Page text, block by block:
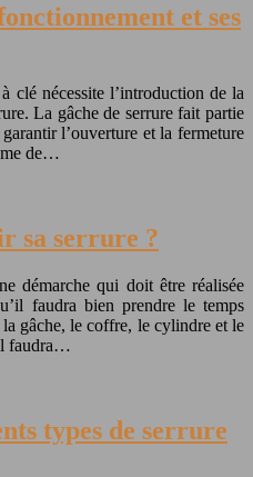
et ses
clé nécessite l’introduction de la
La gâche de serrure fait partie
l’ouverture et la fermeture
de…
sa serrure ?
démarche qui doit être réalisée
faudra bien prendre le temps
gâche, le coffre, le cylindre et le
faudra…
types de serrure